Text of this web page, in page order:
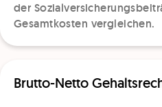
der
Gesamtkosten vergleichen.
Brutto-Netto